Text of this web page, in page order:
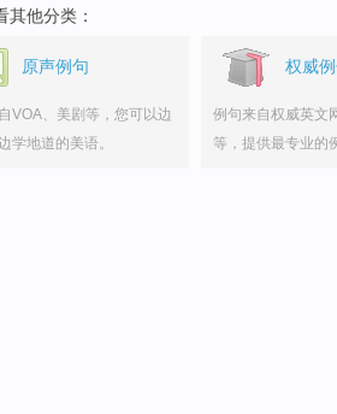
其他分类：
原声例句
VOA、美剧等，您可以边
学地道的美语。
权威
例句来自权威英文
等，提供最专业的